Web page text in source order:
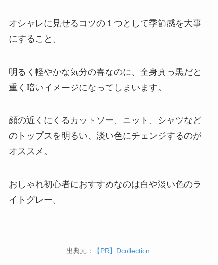
オシャレに見せるコツの１つとして季節感を大事
にすること。
明るく軽やかな気分の春なのに、全身真っ黒だと
重く暗いイメージになってしまいます。
顔の近くにくるカットソー、ニット、シャツなど
のトップスを明るい、淡い色にチェンジするのが
オススメ。
おしゃれ初心者におすすめなのは白や淡い色のラ
イトグレー。
出典元： 【PR】Dcollection